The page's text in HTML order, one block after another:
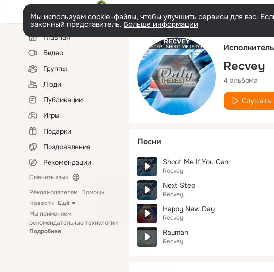
Мы используем cookie-файлы, чтобы улучшить сервисы для вас.
законный представитель. Больше информации
Левая
колонкаГлавная
Видео
Группы
Люди
Публикации
Игры
Подарки
Поздравления
Рекомендации
Сменить язык
Рекламодателям Помощь
Новости Ещё
Мы применяем
рекомендательные технологии
Подробнее
Исполнитель
Recvey
4 альбома
Слушать
Песни
Shoot Me If You Can
Recvey
Next Step
Recvey
Happy New Day
Recvey
Rayman
Recvey